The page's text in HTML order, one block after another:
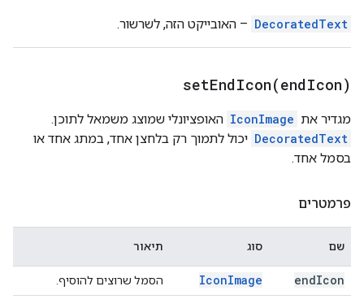
DecoratedText – האובייקט הזה, לשרשור.
setEndIcon(endIcon)
מגדיר את IconImage האופציונלי שמוצג משמאל לתוכן.
DecoratedText יכול לתמוך רק בלחצן אחד, במתג אחד או
בסמל אחד.
פרמטרים
שם סוג תיאור
endIcon
IconImage הסמל שרוצים להוסיף.